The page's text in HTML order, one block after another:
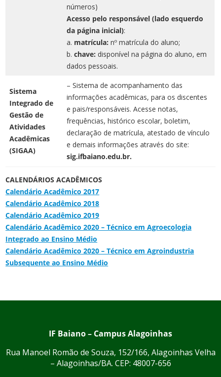
números)
Acesso pelo responsável (lado esquerdo
da página inicial):
a. matrícula:nº matrícula do aluno;
b.chave: disponível na página do aluno, em
dados pessoais.
Sistema
Integrado de
Gestão de
Atividades
Acadêmicas
(SIGAA)
– Sistema de acompanhamento das
informações acadêmicas, para os discentes
e pais/responsáveis. Acesse notas,
frequências, histórico escolar, boletim,
declaração de matrícula, atestado de vínculo
e demais informações através do site:
sig.ifbaiano.edu.br.
CALENDÁRIOS ACADÊMICOS
Calendário Acadêmico 2017
Calendário Acadêmico 2018
Calendário Acadêmico 2019
Calendário Acadêmico 2020 – Técnico em Agroecologia
Integrado ao Ensino Médio
Calendário Acadêmico 2020 – Técnico em Agroindustria
Subsequente ao Ensino Médio
IF Baiano – Campus Alagoinhas
Rua Manoel Romão de Souza, 152/166, Alagoinhas Velha
– Alagoinhas/BA. CEP: 48007-656